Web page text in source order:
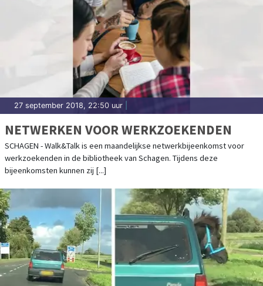
27 september 2018, 22:50 uur
NETWERKEN VOOR WERKZOEKENDEN
SCHAGEN - Walk&Talk is een maandelijkse netwerkbijeenkomst voor
werkzoekenden in de bibliotheek van Schagen. Tijdens deze
bijeenkomsten kunnen zij [...]